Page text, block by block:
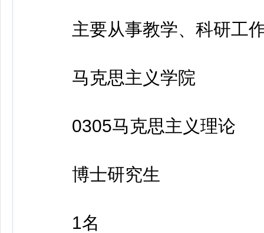
主要从事教学、科研工
马克思主义学院
0305马克思主义理论
博士研究生
1名